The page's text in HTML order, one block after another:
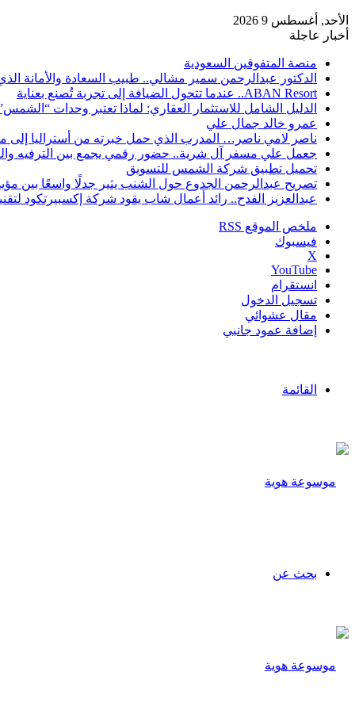
الأحد, أغسطس 9 2026
أخبار عاجلة
منصة المتفوقين السعودية
الدكتور عبدالرحمن سمير مشالي.. طبيب السعادة والأمانة
ABAN Resort.. عندما تتحول الضيافة إلى تجربة تُصنع بعناية
الدليل الشامل للاستثمار العقاري: لماذا تعتبر وحدات
عمرو خالد جمال علي
ناصر لامي ناصر… المدرب الذي حمل خبرته من أستراليا إلى
جعمل علي مسفر آل شرية.. حضور رقمي يجمع بين الترفيه
تحميل تطبيق شركة الشمس للتسويق
تصريح عبدالرحمن الجدوع حول الشنب يثير جدلًا واسعًا بين
عبدالعزيز الفدح.. رائد أعمال شاب يقود شركة إكسبيرتكود
ملخص الموقع RSS
فيسبوك
‫X
‫YouTube
انستقرام
تسجيل الدخول
مقال عشوائي
إضافة عمود جانبي
القائمة
بحث عن